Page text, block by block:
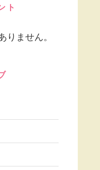
ト
りません。